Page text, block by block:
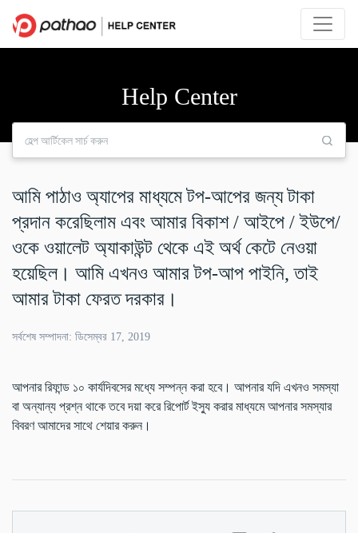
Help Center
আমি পাঠাও অ্যাপের মাধ্যমে টপ-আপের জন্য টাকা
প্রদান করেছিলাম এবং আমার বিকাশ / আইপে / ইউপে/
ওকে ওয়ালেট অ্যাকাউন্ট থেকে এই অর্থ কেটে নেওয়া
হয়েছিল। আমি এখনও আমার টপ-আপ পাইনি, তাই
আমার টাকা ফেরত দরকার।
সর্বশেষ সম্পাদনা: ডিসেম্বর 17, 2019
আপনার রিফান্ড ১০ কার্যদিবসের মধ্যে সম্পন্ন করা হবে। আপনার যদি এখনও সমস্যা
বা অন্যান্য প্রশ্ন থাকে তবে দয়া করে রিপোর্ট ইস্যু করার মাধ্যমে আপনার সমস্যার
বিবরণ আমাদের সাথে শেয়ার করুন।